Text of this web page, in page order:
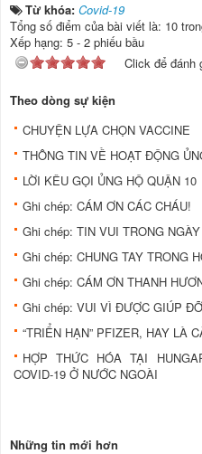
Từ khóa: Covid-19
Tổng số điểm của bài viết là: 10
Xếp hạng: 5 - 2 phiếu bầu
Click để đánh
Theo dòng sự kiện
CHUYỆN LỰA CHỌN VACCINE
THÔNG TIN VỀ HOẠT ĐỘNG
LỜI KÊU GỌI ỦNG HỘ QUẬN 10
Ghi chép: CÁM ƠN CÁC CHÁU!
Ghi chép: TIN VUI TRONG
Ghi chép: CHUNG TAY TRONG
Ghi chép: CÁM ƠN THANH
Ghi chép: VUI VÌ ĐƯỢC GIÚP
“TRIỂN HẠN” PFIZER, HAY LÀ
HỢP THỨC HÓA TẠI
COVID-19 Ở NƯỚC NGOÀI
Những tin mới hơn